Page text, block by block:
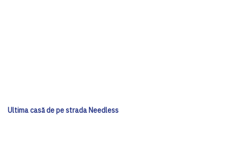
Ultima casă de pe strada Needless